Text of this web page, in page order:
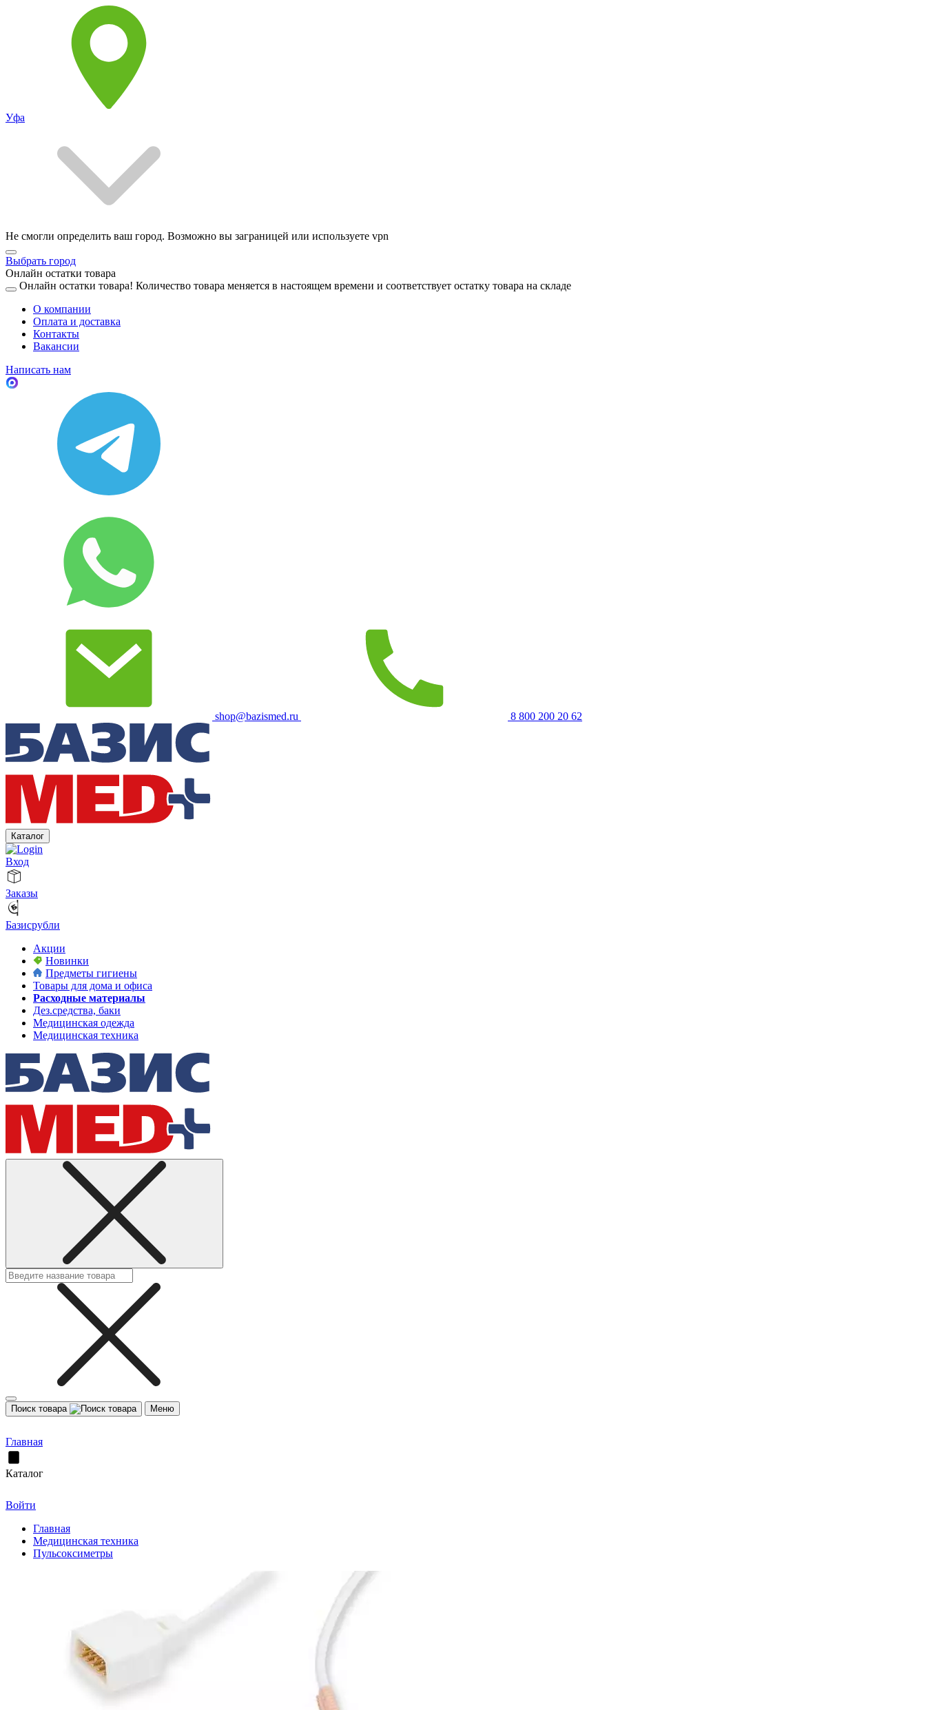
Уфа
Не смогли определить ваш город. Возможно вы заграницей или используете vpn
Выбрать город
Онлайн остатки товара
Онлайн остатки товара! Количество товара меняется в настоящем времени и соответствует остатку товара на складе
О компании
Оплата и доставка
Контакты
Вакансии
Написать нам
shop@bazismed.ru 8 800 200 20 62
Каталог
Вход
Заказы
Базисрубли
Акции
Новинки
Предметы гигиены
Товары для дома и офиса
Расходные материалы
Дез.средства, баки
Медицинская одежда
Медицинская техника
Поиск товара Меню
Главная
Каталог
Войти
Главная
Медицинская техника
Пульсоксиметры